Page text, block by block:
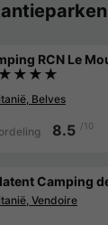
RCN Le
Belves
8.5 /10
Camping
Vendoire